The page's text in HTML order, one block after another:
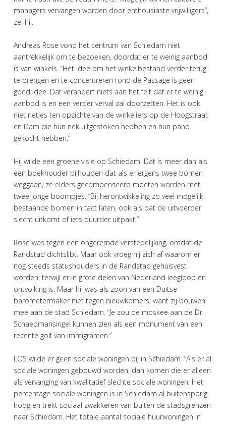
managers vervangen worden door enthousiaste vrijwilligers”,
zei hij.
Andreas Rose vond het centrum van Schiedam niet
aantrekkelijk om te bezoeken, doordat er te weinig aanbod
is van winkels. “Het idee om het winkelbestand verder terug
te brengen en te concentreren rond de Passage is geen
goed idee. Dat verandert niets aan het feit dat er te weinig
aanbod is en een verder verval zal doorzetten. Het is ook
niet netjes ten opzichte van de winkeliers op de Hoogstraat
en Dam die hun nek uitgestoken hebben en hun pand
gekocht hebben.”
Hij wilde een groene visie op Schiedam. Dat is meer dan als
een boekhouder bijhouden dat als er ergens twee bomen
weggaan, ze elders gecompenseerd moeten worden met
twee jonge boompjes. “Bij herontwikkeling zo veel mogelijk
bestaande bomen in tact laten, ook als dat de uitvoerder
slecht uitkomt of iets duurder uitpakt.”
Rose was tegen een ongeremde verstedelijking, omdat de
Randstad dichtslibt. Maar ook vroeg hij zich af waarom er
nog steeds statushouders in de Randstad gehuisvest
worden, terwijl er in grote delen van Nederland leegloop en
ontvolking is. Maar hij was als zoon van een Duitse
barometermaker niet tegen nieuwkomers, want zij bouwen
mee aan de stad Schiedam. “Je zou de moskee aan de Dr.
Schaepmansingel kunnen zien als een monument van een
recente golf van immigranten.”
LOS wilde er geen sociale woningen bij in Schiedam. “Als er al
sociale woningen gebouwd worden, dan komen die er alleen
als vervanging van kwalitatief slechte sociale woningen. Het
percentage sociale woningen is in Schiedam al buitensporig
hoog en trekt sociaal zwakkeren van buiten de stadsgrenzen
naar Schiedam. Het totale aantal sociale huurwoningen in